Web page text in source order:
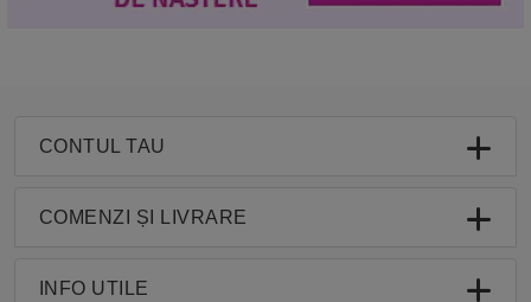
CONTUL TAU
COMENZI ȘI LIVRARE
INFO UTILE